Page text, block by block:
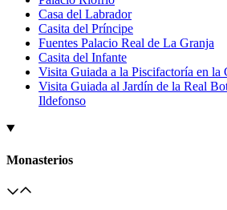
Casa del Labrador
Casita del Príncipe
Fuentes Palacio Real de La Granja
Casita del Infante
Visita Guiada a la Piscifactoría en la
Visita Guiada al Jardín de la Real
Ildefonso
Monasterios